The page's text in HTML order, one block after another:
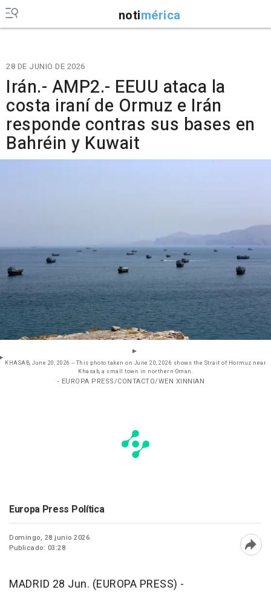
notimérica
28 DE JUNIO DE 2026
Irán.- AMP2.- EEUU ataca la
costa iraní de Ormuz e Irán
responde contras sus bases en
Bahréin y Kuwait
KHASAB, June 20, 2026 -- This photo taken on June 20, 2026 shows the Strait of Hormuz near
Khasab, a small town in northern Oman.
- EUROPA PRESS/CONTACTO/WEN XINNIAN
Europa Press Política
Domingo, 28 junio 2026
Publicado: 03:28
MADRID 28 Jun. (EUROPA PRESS) -